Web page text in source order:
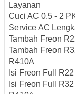
Layanan
Cuci AC 0.5 - 2
Service AC
Tambah Freon
Tambah Freon
R410A
Isi Freon Full R22
Isi Freon Full R32